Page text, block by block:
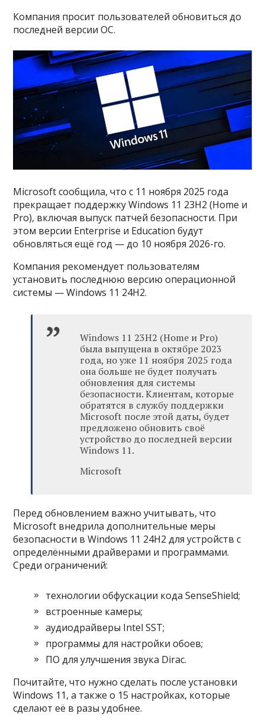
Компания просит пользователей обновиться до
последней версии ОС.
Microsoft сообщила, что с 11 ноября 2025 года
прекращает поддержку Windows 11 23H2 (Home и
Pro), включая выпуск патчей безопасности. При
этом версии Enterprise и Education будут
обновляться ещё год — до 10 ноября 2026-го.
Компания рекомендует пользователям
установить последнюю версию операционной
системы — Windows 11 24H2.
Windows 11 23H2 (Home и Pro)
была выпущена в октябре 2023
года, но уже 11 ноября 2025 года
она больше не будет получать
обновления для системы
безопасности. Клиентам, которые
обратятся в службу поддержки
Microsoft после этой даты, будет
предложено обновить своё
устройство до последней версии
Windows 11.
Microsoft
Перед обновлением важно учитывать, что
Microsoft внедрила дополнительные меры
безопасности в Windows 11 24H2 для устройств с
определёнными драйверами и программами.
Среди ограничений:
технологии обфускации кода SenseShield;
встроенные камеры;
аудиодрайверы Intel SST;
программы для настройки обоев;
ПО для улучшения звука Dirac.
Почитайте, что нужно сделать после установки
Windows 11, а также о 15 настройках, которые
сделают её в разы удобнее.